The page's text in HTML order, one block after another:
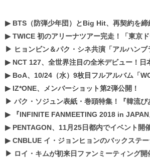
▶ BTS（防弾少年団）とBig Hit、再契約を締
▶TWICE 初のアリーナツアー完走！「東京ドーム 2DAYS」「ナゴヤドーム1DAY」「京セラドー
▶ ヒョンビン＆パク・シネ共演「アルハンブラ宮殿の思
▶ NCT 127、全世界注目の全米デビュー！日本初ツアーチケ
▶ BoA、10/24（水）9枚目フルアルバム「
▶ IZ*ONE、メンバーショット第2弾公開！
▶ パク・ソジュン表紙・巻頭特集！『韓流ぴあ』11月
▶
『INFINITE FANMEETING 2018 in JAPAN』開催決定！11月21、
▶ PENTAGON、11月25日都内でイベント開
▶CNBLUE イ・ジョンヒョンのバックステージ・メイキング
▶ ロイ・キムが初来日ファンミーティング開催！素晴らし